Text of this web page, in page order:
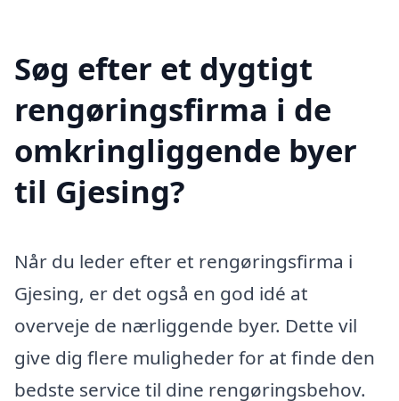
Søg efter et dygtigt
rengøringsfirma i de
omkringliggende byer
til Gjesing?
Når du leder efter et rengøringsfirma i
Gjesing, er det også en god idé at
overveje de nærliggende byer. Dette vil
give dig flere muligheder for at finde den
bedste service til dine rengøringsbehov.